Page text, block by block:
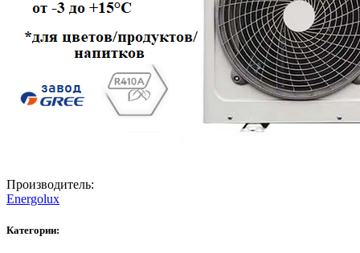
Производитель:
Energolux
Категории: